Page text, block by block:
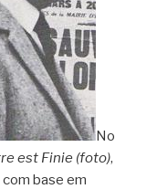
No
est Finie (foto),
base em